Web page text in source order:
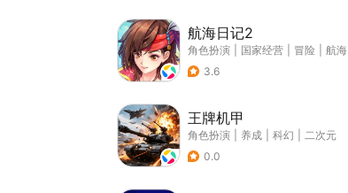
航海日记2
角色扮演 国家经营 冒险
航海
3.6
王牌机甲
角色扮演 养成 科幻
二次元
0.0